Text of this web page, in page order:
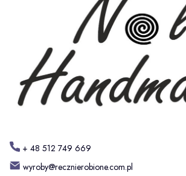
+ 48 512 749 669
wyroby@recznierobione.com.pl